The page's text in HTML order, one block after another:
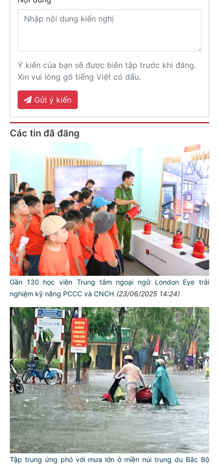
Ý kiến của bạn sẽ được biên tập trước khi đăng.
Xin vui lòng gõ tiếng Việt có dấu.
Gửi ý kiến
Các tin đã đăng
Gần 130 học viên Trung tâm ngoại ngữ London Eye trải
nghiệm kỹ năng PCCC và CNCH (23/06/2025 14:24)
Tập trung ứng phó với mưa lớn ở miền núi trung du Bắc Bộ